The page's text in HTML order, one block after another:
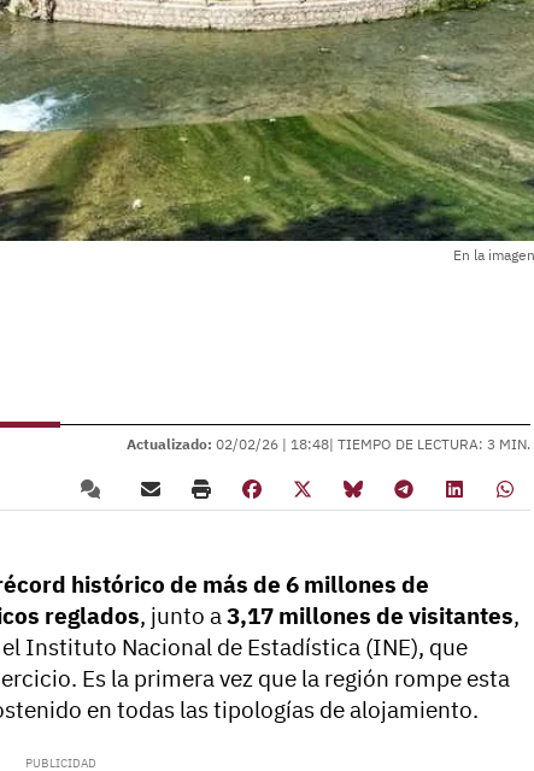
En la
Actualizado: 02/02/26 | 18:48| TIEMPO DE LECTURA: 3 MIN.
histórico de más de 6 millones de
reglados, junto a3,17 millones de visitantes,
Instituto Nacional de Estadística (INE), que
Es la primera vez que la región rompe esta
en todas las tipologías de alojamiento.